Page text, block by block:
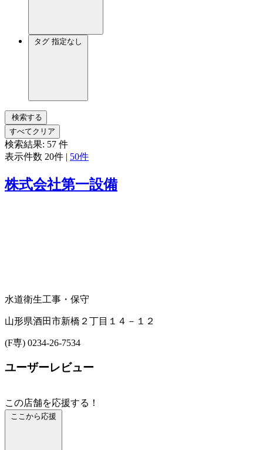
タグ 指定なし
検索する
すべてクリア
検索結果: 57 件
表示件数 20件 | 50件
株式会社第一設備
水道衛生工事・保守
山形県酒田市新橋２丁目１４－１２
(F専) 0234-26-7534
ユーザーレビュー
この店舗を応援する！
ここから応援